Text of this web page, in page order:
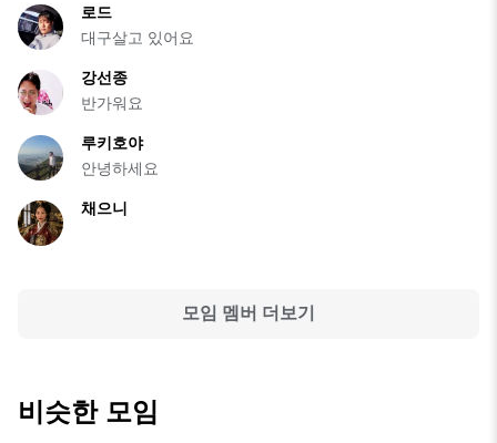
로드
대구살고 있어요
강선종
반가워요
루키호야
안녕하세요
채으니
모임 멤버 더보기
비슷한 모임